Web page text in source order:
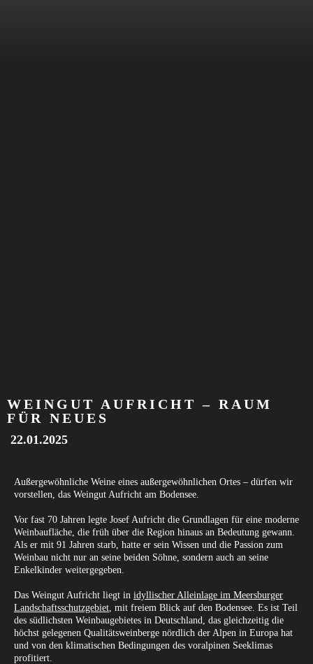
WEINGUT AUFRICHT – RAUM
FÜR NEUES
22.01.2025
Außergewöhnliche Weine eines außergewöhnlichen Ortes – dürfen wir
vorstellen, das Weingut Aufricht am Bodensee.
Vor fast 70 Jahren legte Josef Aufricht die Grundlagen für eine moderne
Weinbaufläche, die früh über die Region hinaus an Bedeutung gewann.
Als er mit 91 Jahren starb, hatte er sein Wissen und die Passion zum
Weinbau nicht nur an seine beiden Söhne, sondern auch an seine
Enkelkinder weitergegeben.
Das Weingut Aufricht liegt in idyllischer Alleinlage im Meersburger
Landschaftsschutzgebiet, mit freiem Blick auf den Bodensee. Es ist Teil
des südlichsten Weinbaugebietes in Deutschland, das gleichzeitig die
höchst gelegenen Qualitätsweinberge nördlich der Alpen in Europa hat
und von den klimatischen Bedingungen des voralpinen Seeklimas
profitiert.